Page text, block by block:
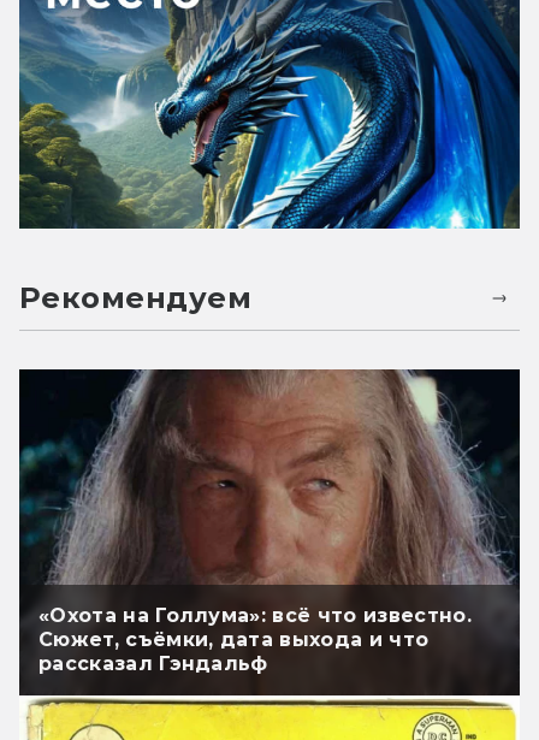
Рекомендуем
«Охота на Голлума»: всё что известно.
Сюжет, съёмки, дата выхода и что
рассказал Гэндальф